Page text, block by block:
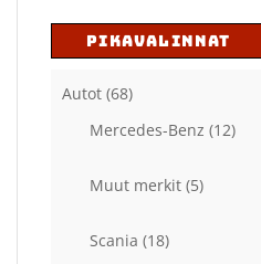
PIKAVALINNAT
Autot (68)
Mercedes-Benz (12)
Muut merkit (5)
Scania (18)